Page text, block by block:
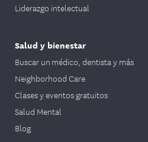
Liderazgo intelectual
Salud y bienestar
Buscar un médico, dentista y más
Neighborhood Care
Clases y eventos gratuitos
Salud Mental
Blog